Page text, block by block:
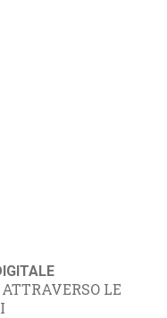
LE